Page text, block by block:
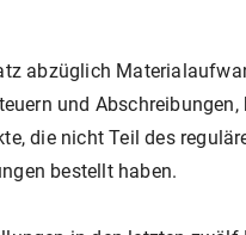
abzüglich
und
die nicht Teil des
bestellt haben.